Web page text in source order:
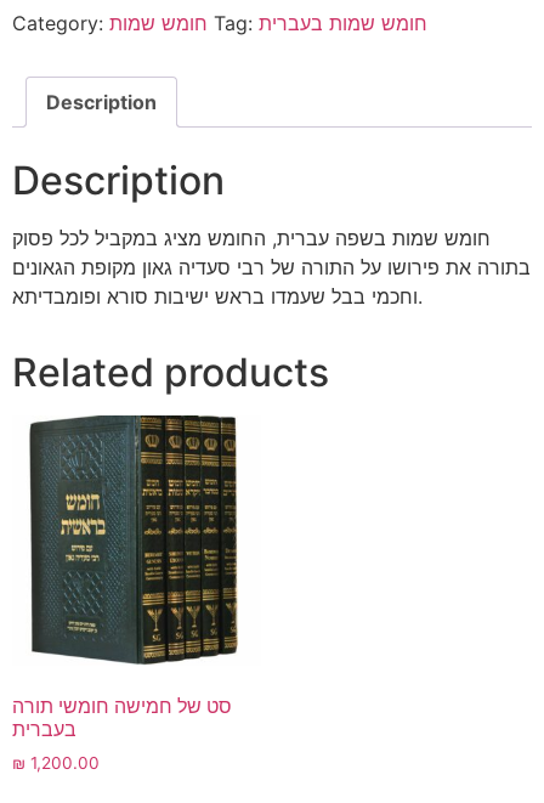
Category: חומש שמות Tag: חומש שמות בעברית
Description
Description
חומש שמות בשפה עברית, החומש מציג במקביל לכל פסוק
בתורה את פירושו על התורה של רבי סעדיה גאון מקופת הגאונים
וחכמי בבל שעמדו בראש ישיבות סורא ופומבדיתא.
Related products
סט של חמישה חומשי תורה
בעברית
₪ 1,200.00